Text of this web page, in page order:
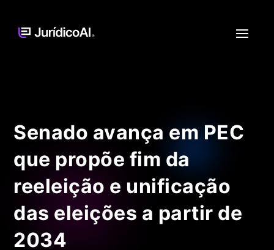
Senado avança em PEC
que propõe fim da
reeleição e unificação
das eleições a partir de
2034